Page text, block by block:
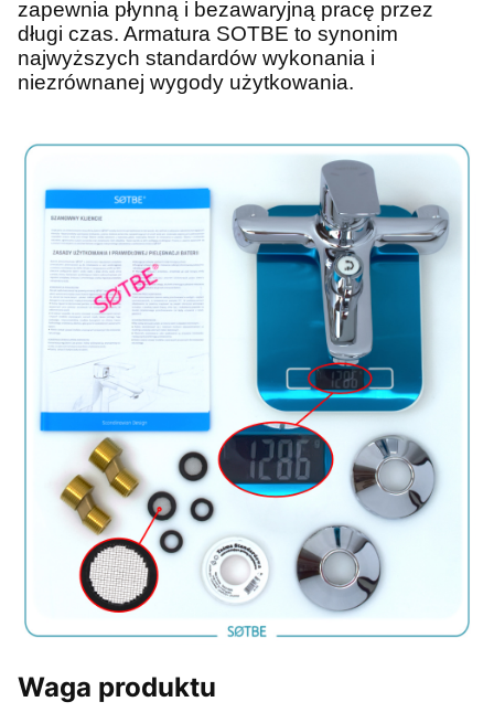
zapewnia płynną i bezawaryjną pracę przez
długi czas. Armatura SOTBE to synonim
najwyższych standardów wykonania i
niezrównanej wygody użytkowania.
Waga produktu